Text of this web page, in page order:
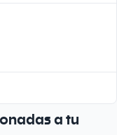
a tu